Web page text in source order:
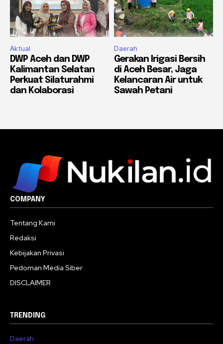
Aktual
DWP Aceh dan DWP
Kalimantan Selatan
Perkuat Silaturahmi
dan Kolaborasi
Daerah
Gerakan Irigasi Bersih
di Aceh Besar, Jaga
Kelancaran Air untuk
Sawah Petani
COMPANY
Tentang Kami
Redaksi
Kebijakan Privasi
Pedoman Media Siber
DISCLAIMER
TRENDING
Daerah